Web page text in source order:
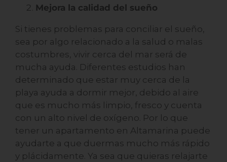
Mejora la calidad del sueño
Si tienes problemas para conciliar el sueño,
sea por algo relacionado a la salud o malas
costumbres, vivir cerca del mar será de
mucha ayuda. Diferentes estudios han
determinado que estar muy cerca de la
playa ayuda a dormir mejor, debido al aire
que es mucho más limpio, fresco y cuenta
con un alto nivel de oxígeno. Por lo que
tener un apartamento en Altamarina puede
ayudarte a que duermas mucho más rápido
y plácidamente. Ya sea que quieras relajarte